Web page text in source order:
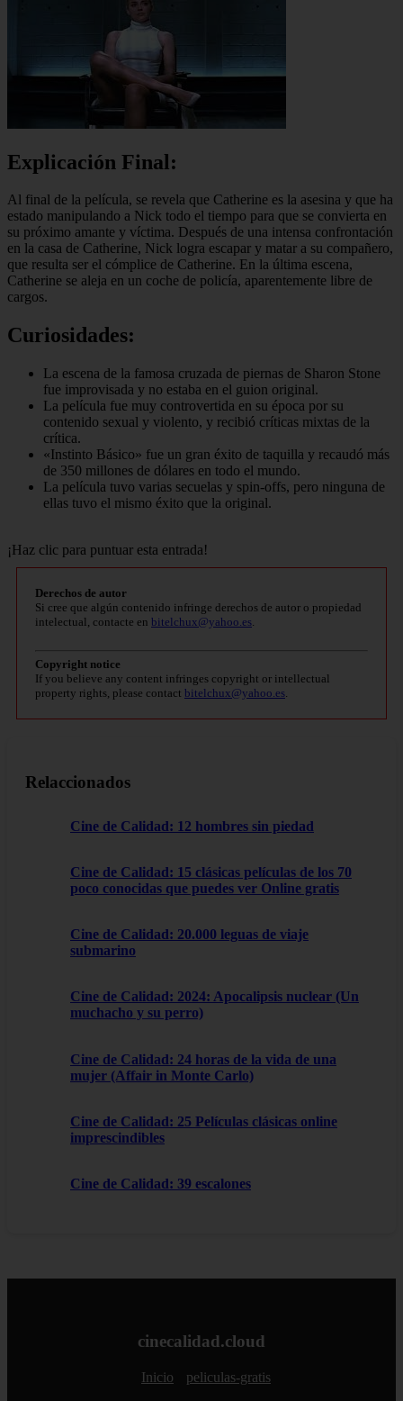
Explicación Final:
Al final de la película, se revela que Catherine es la asesina y que ha
estado manipulando a Nick todo el tiempo para que se convierta en
su próximo amante y víctima. Después de una intensa confrontación
en la casa de Catherine, Nick logra escapar y matar a su compañero,
que resulta ser el cómplice de Catherine. En la última escena,
Catherine se aleja en un coche de policía, aparentemente libre de
cargos.
Curiosidades:
La escena de la famosa cruzada de piernas de Sharon Stone
fue improvisada y no estaba en el guion original.
La película fue muy controvertida en su época por su
contenido sexual y violento, y recibió críticas mixtas de la
crítica.
«Instinto Básico» fue un gran éxito de taquilla y recaudó más
de 350 millones de dólares en todo el mundo.
La película tuvo varias secuelas y spin-offs, pero ninguna de
ellas tuvo el mismo éxito que la original.
¡Haz clic para puntuar esta entrada!
Derechos de autor
Si cree que algún contenido infringe derechos de autor o propiedad
intelectual, contacte en bitelchux@yahoo.es.
Copyright notice
If you believe any content infringes copyright or intellectual
property rights, please contact bitelchux@yahoo.es.
Relaccionados
Cine de Calidad: 12 hombres sin piedad
Cine de Calidad: 15 clásicas películas de los 70
poco conocidas que puedes ver Online gratis
Cine de Calidad: 20.000 leguas de viaje
submarino
Cine de Calidad: 2024: Apocalipsis nuclear (Un
muchacho y su perro)
Cine de Calidad: 24 horas de la vida de una
mujer (Affair in Monte Carlo)
Cine de Calidad: 25 Películas clásicas online
imprescindibles
Cine de Calidad: 39 escalones
cinecalidad.cloud
Inicio peliculas-gratis